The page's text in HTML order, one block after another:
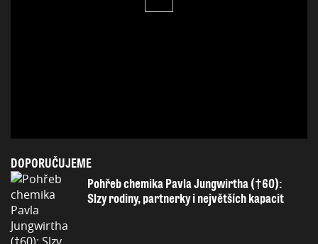
DOPORUČUJEME
Pohřeb chemika Pavla Jungwirtha (†60):
Slzy rodiny, partnerky i největších kapacit